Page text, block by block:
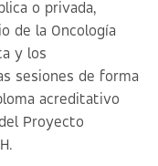
o privada,
de la Oncología
y los
sesiones de forma
acreditativo
Proyecto